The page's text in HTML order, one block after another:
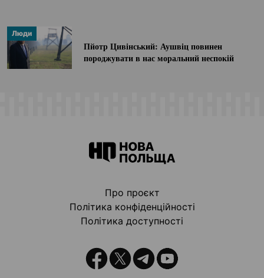
Люди
Пйотр Цивінський: Аушвіц повинен
породжувати в нас моральний неспокій
Про проєкт
Політика конфіденційності
Політика доступності